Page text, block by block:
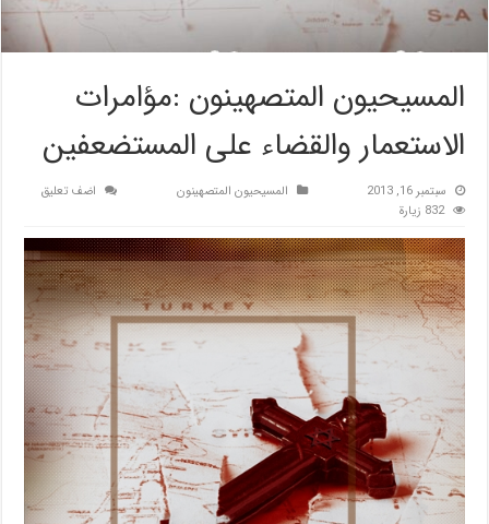
المسيحيون المتصهينون :مؤامرات
الاستعمار والقضاء على المستضعفين
سبتمبر 16, 2013 المسیحیون المتصهینون
اضف تعليق
832 زيارة